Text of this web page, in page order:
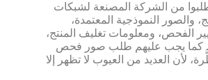
من الشركة المصنعة لشبكات
والصور النموذجية المعتمدة،
الفحص، ومعلومات تغليف المنتج،
كما يجب عليهم طلب صور فحص
لأن العديد من العيوب لا تظهر إلا